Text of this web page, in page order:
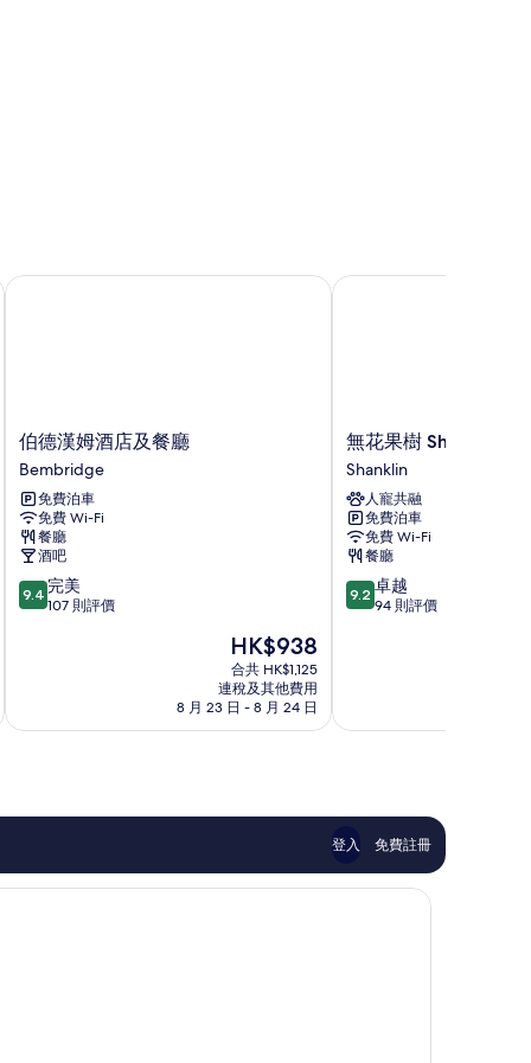
伯
德
漢
姆
酒
店
及
餐
廳
伯德漢姆酒店及餐廳
Bembridge
免費泊車
免費 Wi-Fi
餐廳
酒吧
9.4
分
完
評
評
9.4 完美
107 則評價
現
售
HK$938
HK$938
合共 HK$1,125
連稅及其他費用
8 月 23 日 - 8 月 24 日
伯德漢姆酒店及餐廳
無
花
果
樹
Shanklin
Shanklin
無花果樹 Shanklin
Shanklin
人寵共融
免費泊車
免費 Wi-Fi
餐廳
9.2
分
卓
評
價
評
9.2 卓越
94 則評價
無花果樹 Shanklin
登入 免費註冊